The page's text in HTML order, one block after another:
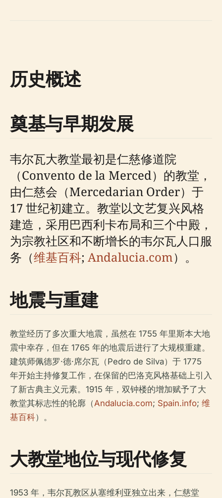
历史概述
奠基与早期发展
韦尔瓦大教堂最初是仁慈修道院
（Convento de la Merced）的教堂，
由仁慈会（Mercedarian Order）于
17 世纪初建立。教堂以文艺复兴风格
建造，采用巴西利卡布局和三个中殿，
为宗教社区和不断增长的韦尔瓦人口服
务（维基百科; Andalucia.com）。
地震与重建
教堂经历了多次重大地震，虽然在 1755 年里斯本大地
震中幸存，但在 1765 年的地震后进行了大规模重建。
建筑师佩德罗·德·席尔瓦（Pedro de Silva）于 1775
年开始主持修复工作，在保留的巴洛克风格基础上引入
了新古典主义元素。1915 年，双钟楼的增加赋予了大
教堂其标志性的轮廓（Andalucia.com; Spain.info; 维
基百科）。
大教堂地位与现代修复
1953 年，韦尔瓦教区从塞维利亚独立出来，仁慈堂